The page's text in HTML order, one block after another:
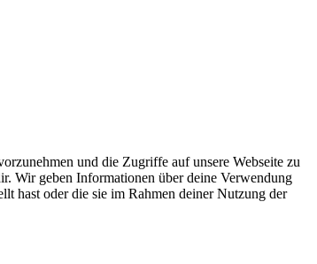
und die Zugriffe auf unsere Webseite zu
Wir geben Informationen über deine Verwendung
hast oder die sie im Rahmen deiner Nutzung der